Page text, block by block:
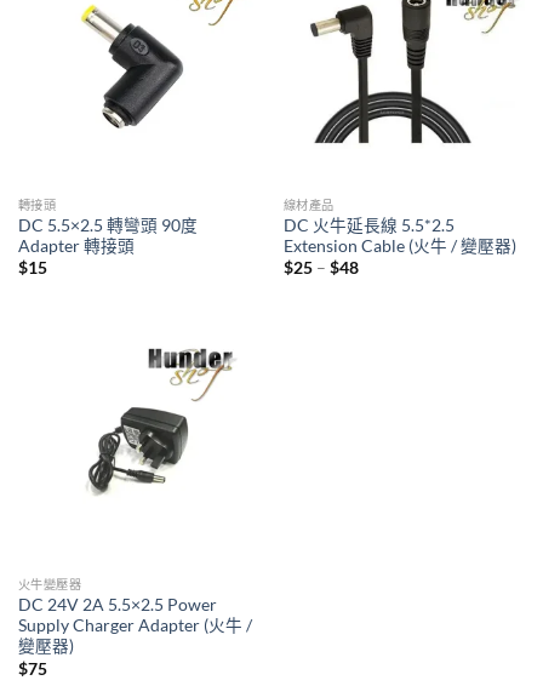
轉接頭
DC 5.5×2.5 轉彎頭 90度
Adapter 轉接頭
$15
線材產品
DC 火牛延長線 5.5*2.5
Extension Cable (火牛 / 變壓器)
$25 – $48Price
火牛變壓器
DC 24V 2A 5.5×2.5 Power
Supply Charger Adapter (火牛 /
變壓器)
$75